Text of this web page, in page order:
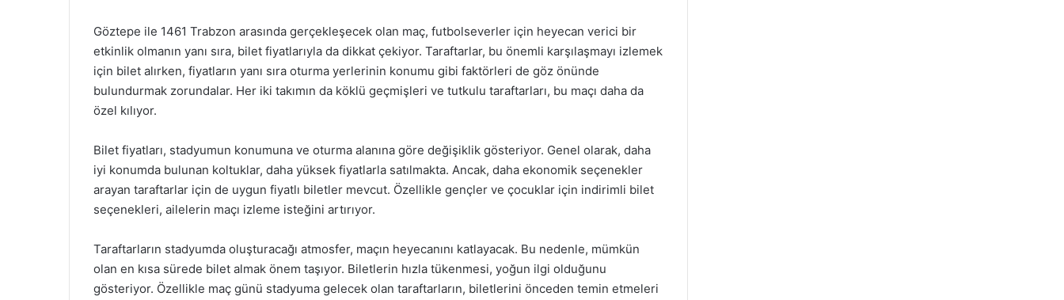
Göztepe ile 1461 Trabzon arasında gerçekleşecek olan maç, futbolseverler için heyecan verici bir
etkinlik olmanın yanı sıra, bilet fiyatlarıyla da dikkat çekiyor. Taraftarlar, bu önemli karşılaşmayı izlemek
için bilet alırken, fiyatların yanı sıra oturma yerlerinin konumu gibi faktörleri de göz önünde
bulundurmak zorundalar. Her iki takımın da köklü geçmişleri ve tutkulu taraftarları, bu maçı daha da
özel kılıyor.
Bilet fiyatları, stadyumun konumuna ve oturma alanına göre değişiklik gösteriyor. Genel olarak, daha
iyi konumda bulunan koltuklar, daha yüksek fiyatlarla satılmakta. Ancak, daha ekonomik seçenekler
arayan taraftarlar için de uygun fiyatlı biletler mevcut. Özellikle gençler ve çocuklar için indirimli bilet
seçenekleri, ailelerin maçı izleme isteğini artırıyor.
Taraftarların stadyumda oluşturacağı atmosfer, maçın heyecanını katlayacak. Bu nedenle, mümkün
olan en kısa sürede bilet almak önem taşıyor. Biletlerin hızla tükenmesi, yoğun ilgi olduğunu
gösteriyor. Özellikle maç günü stadyuma gelecek olan taraftarların, biletlerini önceden temin etmeleri